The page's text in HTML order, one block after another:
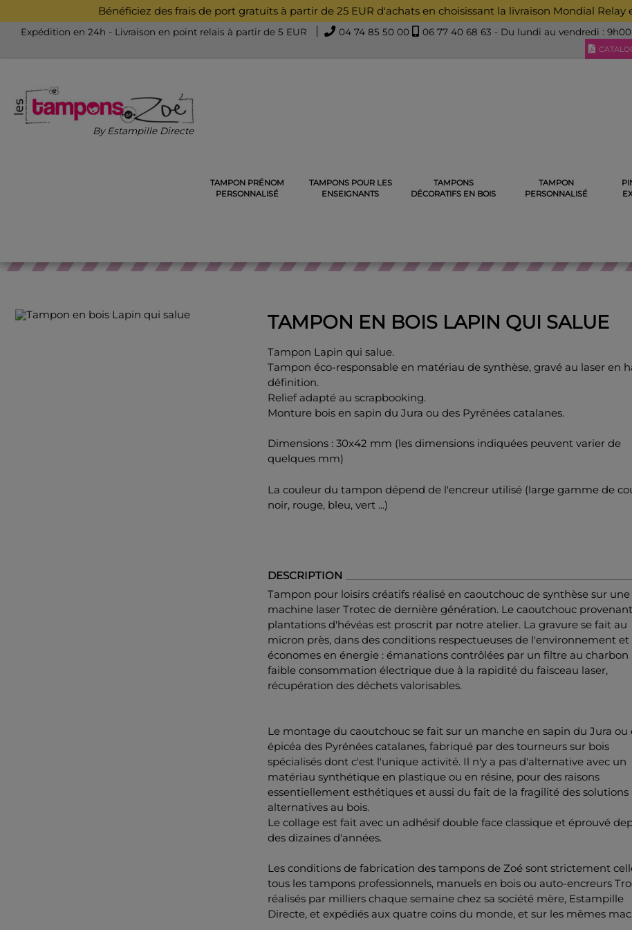
Bénéficiez des frais de port gratuits à partir de 25 EUR d'achats en choisissant la livraison Mondial
Expédition en 24h - Livraison en point relais à partir de 5 EUR 04 74 85 50 00 06 77 40 68 63 - Du lundi au vendredi :
By Estampille Directe
TAMPON PRÉNOM
PERSONNALISÉ
TAMPONS POUR LES
ENSEIGNANTS
TAMPONS
DÉCORATIFS EN BOIS
TAMPON
PERSONNALISÉ
TAMPONS DÉCORATIFS EN BOIS TAMPONS DÉCORATIFS TAMPONS ANIMAUX TAMPON EN BOIS LAPIN QUI
TAMPON EN BOIS LAPIN QUI SALUE
Tampon Lapin qui salue.
Tampon éco-responsable en matériau de synthèse, gravé au laser en
définition.
Relief adapté au scrapbooking.
Monture bois en sapin du Jura ou des Pyrénées catalanes.
Dimensions : 30x42 mm (les dimensions indiquées peuvent varier de
quelques mm)
La couleur du tampon dépend de l'encreur utilisé (large gamme de
noir, rouge, bleu, vert ...)
DESCRIPTION
Tampon pour loisirs créatifs réalisé en caoutchouc de synthèse sur une
machine laser Trotec de dernière génération. Le caoutchouc
plantations d'hévéas est proscrit par notre atelier. La gravure se fait au
micron près, dans des conditions respectueuses de l'environnement et
économes en énergie : émanations contrôlées par un filtre au charbon
faible consommation électrique due à la rapidité du faisceau laser,
récupération des déchets valorisables.
Le montage du caoutchouc se fait sur un manche en sapin du Jura ou
épicéa des Pyrénées catalanes, fabriqué par des tourneurs sur bois
spécialisés dont c'est l'unique activité. Il n'y a pas d'alternative avec un
matériau synthétique en plastique ou en résine, pour des raisons
essentiellement esthétiques et aussi du fait de la fragilité des solutions
alternatives au bois.
Le collage est fait avec un adhésif double face classique et éprouvé
des dizaines d'années.
Les conditions de fabrication des tampons de Zoé sont strictement
tous les tampons professionnels, manuels en bois ou auto-encreurs
réalisés par milliers chaque semaine chez sa société mère, Estampille
Directe, et expédiés aux quatre coins du monde, et sur les mêmes